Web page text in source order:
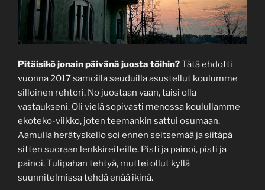
Pitäisikö jonain päivänä juosta töihin?Tätä ehdotti
vuonna 2017 samoilla seuduilla asustellut koulumme
silloinen rehtori. No juostaan vaan, taisi olla
vastaukseni. Oli vielä sopivasti menossa koulullamme
ekoteko-viikko, joten teemankin sattui osumaan.
Aamulla herätyskello soi ennen seitsemää ja siitäpä
sitten suoraan lenkkireiteille. Pisti ja painoi, pisti ja
painoi. Tulipahan tehtyä, muttei ollut kyllä
suunnitelmissa tehdä enää ikinä.